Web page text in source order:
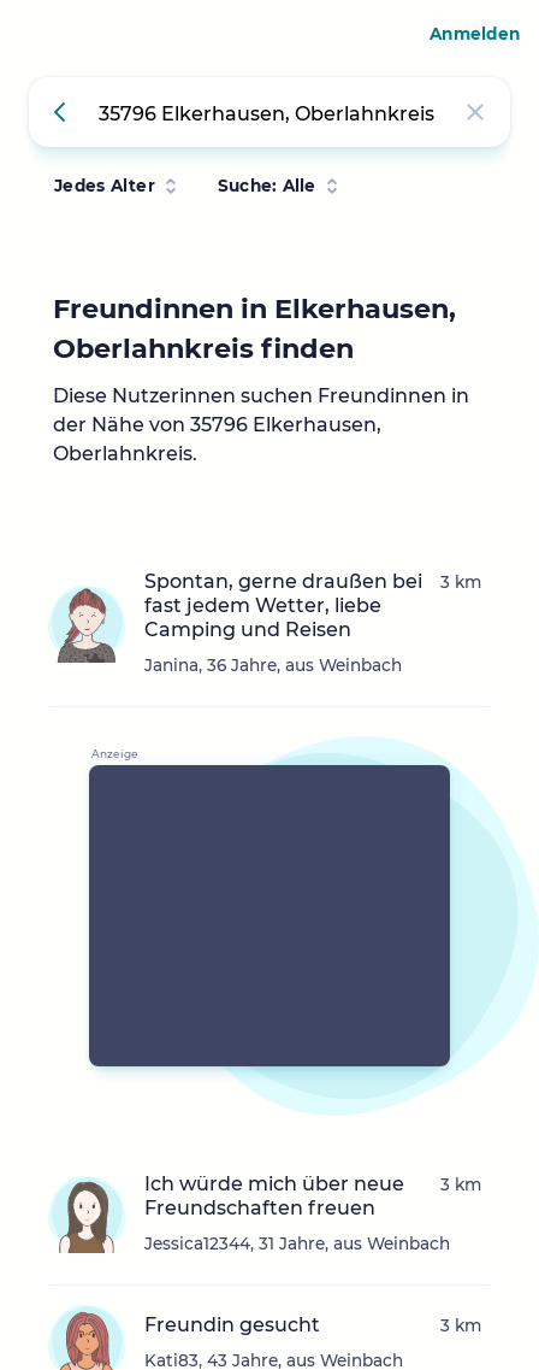
Jedes Alter Suche: Alle
Freundinnen in Elkerhausen,
Oberlahnkreis finden
Diese Nutzerinnen suchen Freundinnen in
der Nähe von 35796 Elkerhausen,
Oberlahnkreis.
Spontan, gerne draußen bei
fast jedem Wetter, liebe
Camping und Reisen
Janina, 36 Jahre, aus Weinbach
3 km
Ich würde mich über neue
Freundschaften freuen
Jessica12344, 31 Jahre, aus Weinbach
3 km
Freundin gesucht
Kati83, 43 Jahre, aus Weinbach
3 km
Anmelden